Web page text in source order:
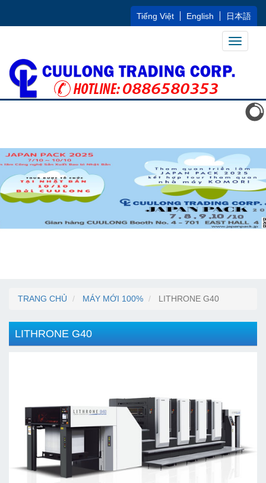
Tiếng Việt English 日本語
Toggle
TRANG CHỦ MÁY MỚI 100% LITHRONE G40
LITHRONE G40